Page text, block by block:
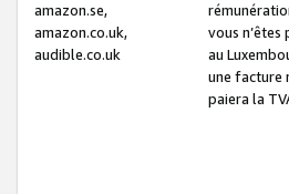
amazon.se,
amazon.co.uk,
audible.co.uk
vous
au
une facture
paiera la